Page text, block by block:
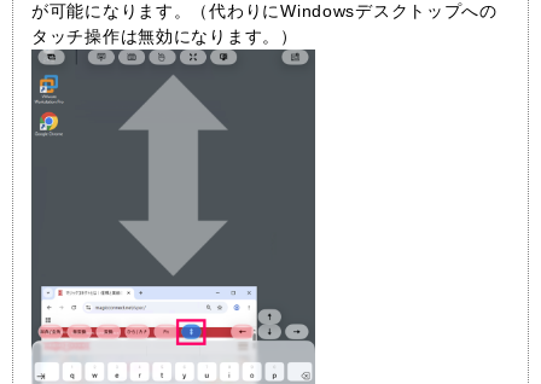
が可能になります。（代わりにWindowsデスクトップへの
タッチ操作は無効になります。）